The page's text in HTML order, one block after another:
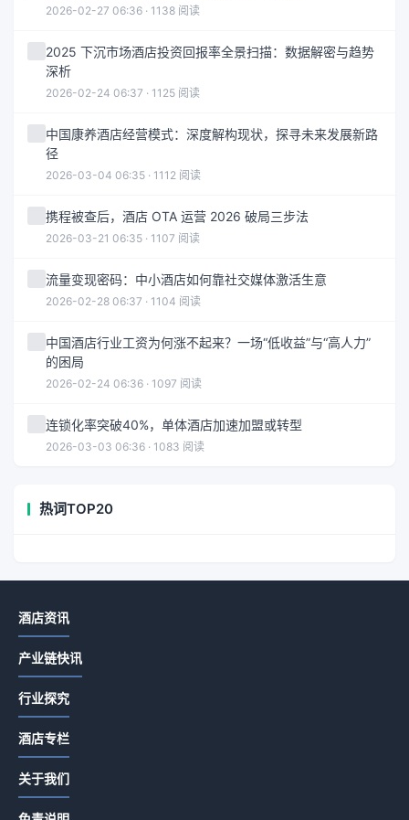
2026-02-27 06:36 · 1138 阅读
2025 下沉市场酒店投资回报率全景扫描：数据解密与趋势
深析
2026-02-24 06:37 · 1125 阅读
中国康养酒店经营模式：深度解构现状，探寻未来发展新路
径
2026-03-04 06:35 · 1112 阅读
携程被查后，酒店 OTA 运营 2026 破局三步法
2026-03-21 06:35 · 1107 阅读
流量变现密码：中小酒店如何靠社交媒体激活生意
2026-02-28 06:37 · 1104 阅读
中国酒店行业工资为何涨不起来？一场“低收益”与“高人力”
的困局
2026-02-24 06:36 · 1097 阅读
连锁化率突破40%，单体酒店加速加盟或转型
2026-03-03 06:36 · 1083 阅读
热词TOP20
酒店资讯
产业链快讯
行业探究
酒店专栏
关于我们